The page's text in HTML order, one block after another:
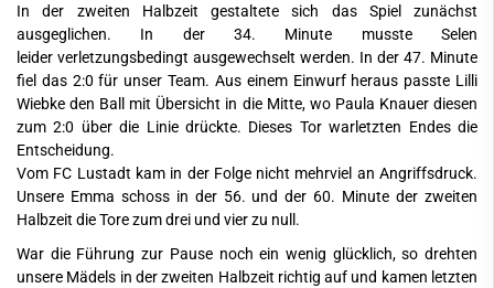
In der zweiten Halbzeit gestaltete sich das Spiel zunächst
ausgeglichen. In der 34. Minute musste Selen
leider verletzungsbedingt ausgewechselt werden. In der 47. Minute
fiel das 2:0 für unser Team. Aus einem Einwurf heraus passte Lilli
Wiebke den Ball mit Übersicht in die Mitte, wo Paula Knauer diesen
zum 2:0 über die Linie drückte. Dieses Tor warletzten Endes die
Entscheidung.
Vom FC Lustadt kam in der Folge nicht mehrviel an Angriffsdruck.
Unsere Emma schoss in der 56. und der 60. Minute der zweiten
Halbzeit die Tore zum drei und vier zu null.
War die Führung zur Pause noch ein wenig glücklich, so drehten
unsere Mädels in der zweiten Halbzeit richtig auf und kamen letzten